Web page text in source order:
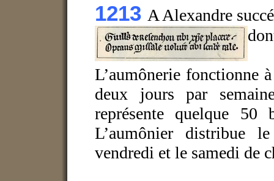
1213 A Alexandre
L’aumônerie fonctionne
deux jours par
représente quelque 50
L’aumônier distribue
vendredi et le samedi de